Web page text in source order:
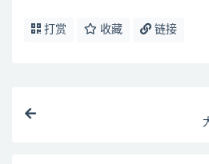
打赏 收藏 链接